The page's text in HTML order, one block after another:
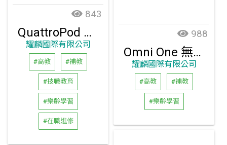
843
QuattroPod USB 無線影音商用會議簡報器
耀麟國際有限公司
#高教 #補教
#技職教育
#樂齡學習
#在職進修
988
Omni One 無線投影傳輸器
耀麟國際有限公司
#高教 #補教
#樂齡學習